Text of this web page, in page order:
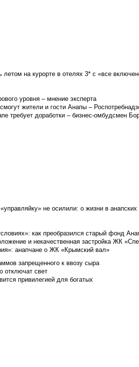
летом на курорте в отелях 3* с «все
уровня – мнение эксперта
жители и гости Анапы –
требует доработки – бизнес-омбудсмен
не осилили: о жизни в анапских
как преобразился старый фонд
и некачественная застройка ЖК
анапчане о ЖК «Крымский вал»
запрещенного к ввозу сыра
отключат свет
привилегией для богатых